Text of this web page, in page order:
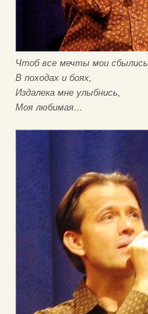
Чтоб все мечты мои сбылись
В походах и боях,
Издалека мне улыбнись,
Моя любимая…